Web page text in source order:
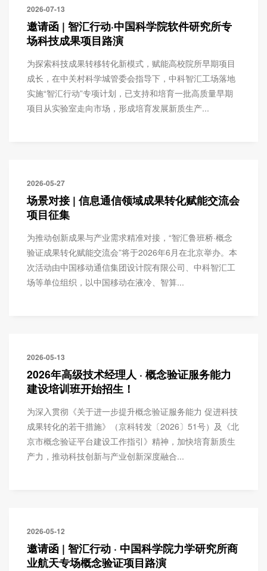
2026-07-13
邀请函 | 智汇行动·中国科学院软件研究所专
场科技成果项目路演
为探索科技成果转移转化新模式，赋能高校院所早期项目
成长，在中关村科学城管委会指导下，中科智汇工场落地
实施“智汇行动”专项计划，已支持和培育一批高质量早期
项目从实验室走向市场，形成培育发展新质生产...
2026-05-27
场景对接 | 信息通信领域成果转化赋能交流会
项目征集
为推动创新成果与产业需求精准对接，“智汇鲁班桥·概念
验证成果转化赋能交流会”将于2026年6月在北京举办。本
次活动由中国移动通信集团设计院有限公司、中科智汇工
场等单位组织，以中国移动在液冷、智算...
2026-05-13
2026年高级技术经理人 · 概念验证服务能力
建设培训班开始招生！
为深入贯彻《关于进一步提升概念验证服务能力 促进科技
成果转化的若干措施》（京科转发〔2026〕51号）及《北
京市概念验证平台建设工作指引》精神，加快培育新质生
产力，推动科技创新与产业创新深度融合...
2026-05-12
邀请函 | 智汇行动 · 中国科学院力学研究所商
业航天专场概念验证项目路演